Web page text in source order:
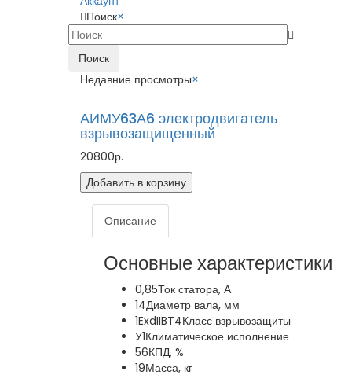
Поиск×
Поиск
Недавние просмотры×
АИМУ63А6 электродвигатель
взрывозащищенный
20800р.
Добавить в корзину
Описание
Основные характеристики
0,85Ток статора, А
14Диаметр вала, мм
1ExdIIBT4Класс взрывозащиты
У1Климатическое исполнение
56КПД, %
19Масса, кг